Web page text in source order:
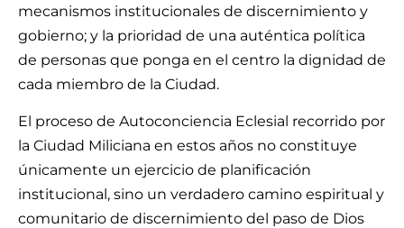
mecanismos institucionales de discernimiento y
gobierno; y la prioridad de una auténtica política
de personas que ponga en el centro la dignidad de
cada miembro de la Ciudad.
El proceso de Autoconciencia Eclesial recorrido por
la Ciudad Miliciana en estos años no constituye
únicamente un ejercicio de planificación
institucional, sino un verdadero camino espiritual y
comunitario de discernimiento del paso de Dios